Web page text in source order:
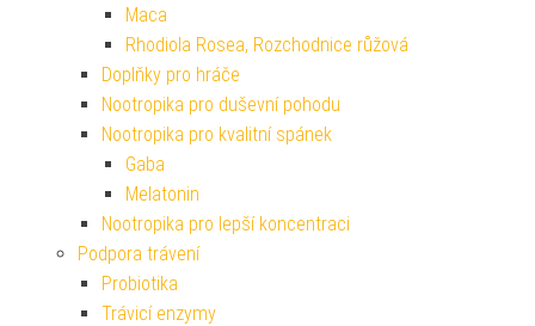
Maca
Rhodiola Rosea, Rozchodnice růžová
Doplňky pro hráče
Nootropika pro duševní pohodu
Nootropika pro kvalitní spánek
Gaba
Melatonin
Nootropika pro lepší koncentraci
Podpora trávení
Probiotika
Trávicí enzymy